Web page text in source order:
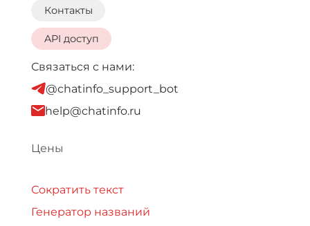
Контакты
API доступ
Связаться с нами:
@chatinfo_support_bot
help@chatinfo.ru
Цены
Сократить текст
Генератор названий